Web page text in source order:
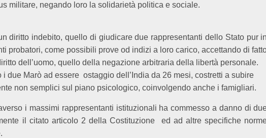
militare, negando loro la solidarietà politica e sociale.
diritto indebito, quello di giudicare due rappresentanti dello Stato pur
probatori, come possibili prove od indizi a loro carico, accettando di
dell’uomo, quello della negazione arbitraria della libertà personale.
i due Marò ad essere ostaggio dell’India da 26 mesi, costretti a subire
non semplici sul piano psicologico, coinvolgendo anche i famigliari.
i massimi rappresentanti istituzionali ha commesso a danno di
il citato articolo 2 della Costituzione
ed ad altre specifiche